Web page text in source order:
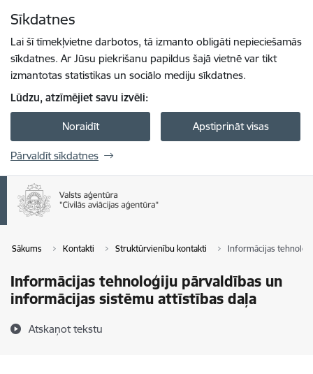
Sīkdatnes
Lai šī tīmekļvietne darbotos, tā izmanto obligāti nepieciešamās
sīkdatnes. Ar Jūsu piekrišanu papildus šajā vietnē var tikt
izmantotas statistikas un sociālo mediju sīkdatnes.
Lūdzu, atzīmējiet savu izvēli:
Noraidīt Apstiprināt visas
Pārvaldīt sīkdatnes
Sākums Kontakti Struktūrvienību kontakti Informācijas
Informācijas tehnoloģiju pārvaldības un
informācijas sistēmu attīstības daļa
Atskaņot tekstu